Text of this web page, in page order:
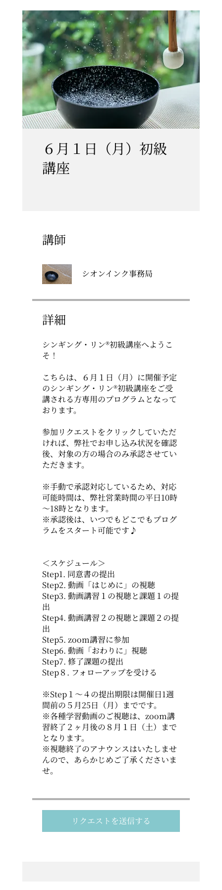
６月１日（月）初級
講座
講師
シオンインク事務局
詳細
シンギング・リン®初級講座へようこ
そ！
こちらは、６月１日（月）に開催予定
のシンギング・リン®初級講座をご受
講される方専用のプログラムとなって
おります。
参加リクエストをクリックしていただ
ければ、弊社でお申し込み状況を確認
後、対象の方の場合のみ承認させてい
ただきます。
※手動で承認対応しているため、対応
可能時間は、弊社営業時間の平日10時
～18時となります。
※承認後は、いつでもどこでもプログ
ラムをスタート可能です♪
＜スケジュール＞
Step1. 同意書の提出
Step2. 動画「はじめに」の視聴
Step3. 動画講習１の視聴と課題１の提
出
Step4. 動画講習２の視聴と課題２の提
出
Step5. zoom講習に参加
Step6. 動画「おわりに」視聴
Step7. 修了課題の提出
Step８. フォローアップを受ける
※Step１～４の提出期限は開催日1週
間前の５月25日（月）までです。
※各種学習動画のご視聴は、zoom講
習終了２ヶ月後の８月１日（土）まで
となります。
※視聴終了のアナウンスはいたしませ
んので、あらかじめご了承くださいま
せ。
リクエストを送信する